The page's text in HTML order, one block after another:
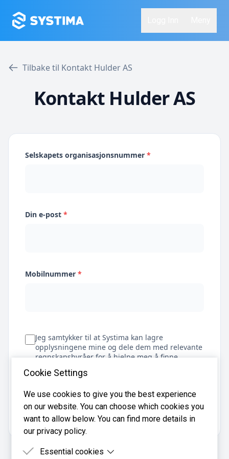
Tilbake til Kontakt Hulder AS
Kontakt Hulder AS
Selskapets organisasjonsnummer *
Din e-post *
Mobilnummer *
Jeg samtykker til at Systima kan lagre
opplysningene mine og dele dem med relevante
regnskapsbyråer for å hjelpe meg å finne
regnskapsfører
Få tilbud
Cookie Settings
We use cookies to give you the best experience
on our website. You can choose which cookies you
want to allow below. You can find more details in
our privacy policy.
Essential cookies